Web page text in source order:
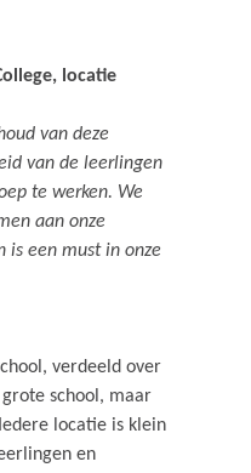
locatie
van deze
van de leerlingen
te werken. We
aan onze
is een must in onze
verdeeld over
school, maar
locatie is klein
en